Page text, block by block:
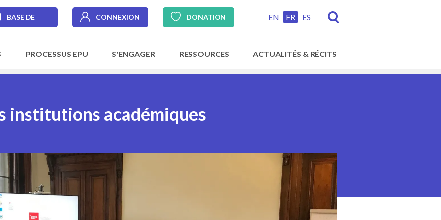
BASE DE CONNEXION DONATION EN FR ES
PROCESSUS EPU S'ENGAGER RESSOURCES ACTUALITÉS & RÉCITS
institutions académiques